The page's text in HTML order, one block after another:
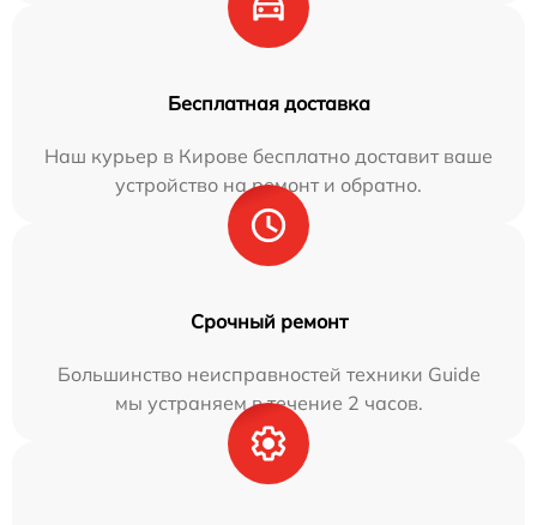
Бесплатная доставка
Наш курьер в Кирове бесплатно доставит ваше
устройство на ремонт и обратно.
Срочный ремонт
Большинство неисправностей техники Guide
мы устраняем в течение 2 часов.